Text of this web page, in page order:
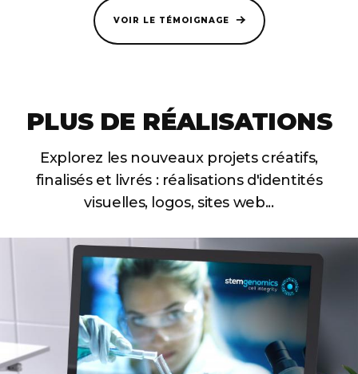
VOIR LE TÉMOIGNAGE
PLUS DE RÉALISATIONS
Explorez les nouveaux projets créatifs,
finalisés et livrés :réalisations d'identités
visuelles, logos, sites web...